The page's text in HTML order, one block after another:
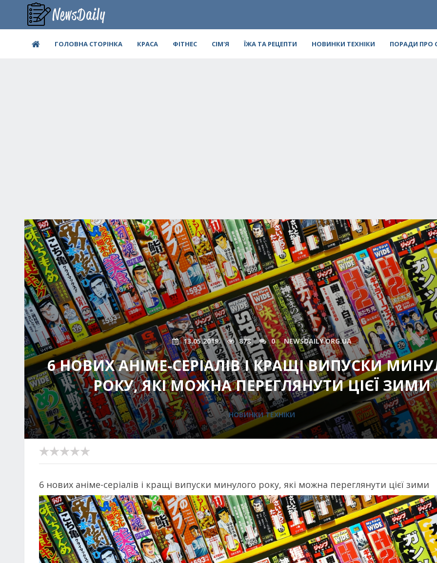
ГОЛОВНА СТОРІНКА КРАСА ФІТНЕС СІМ'Я ЇЖА ТА РЕЦЕПТИ НОВИНКИ ТЕХНІКИ ПОРАДИ ПРО
13.05.2019 878 0 NEWSDAILY.ORG.UA
6 НОВИХ АНІМЕ-СЕРІАЛІВ І КРАЩІ ВИПУСКИ
РОКУ, ЯКІ МОЖНА ПЕРЕГЛЯНУТИ ЦІЄЇ ЗИМИ
НОВИНКИ ТЕХНІКИ
6 нових аніме-серіалів і кращі випуски минулого року, які можна переглянути цієї зими